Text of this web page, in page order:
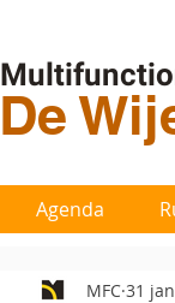
De
Agenda
MFC 31